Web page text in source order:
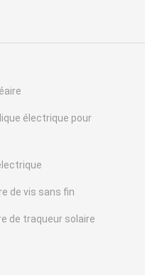
électrique pour
de vis sans fin
de traqueur solaire